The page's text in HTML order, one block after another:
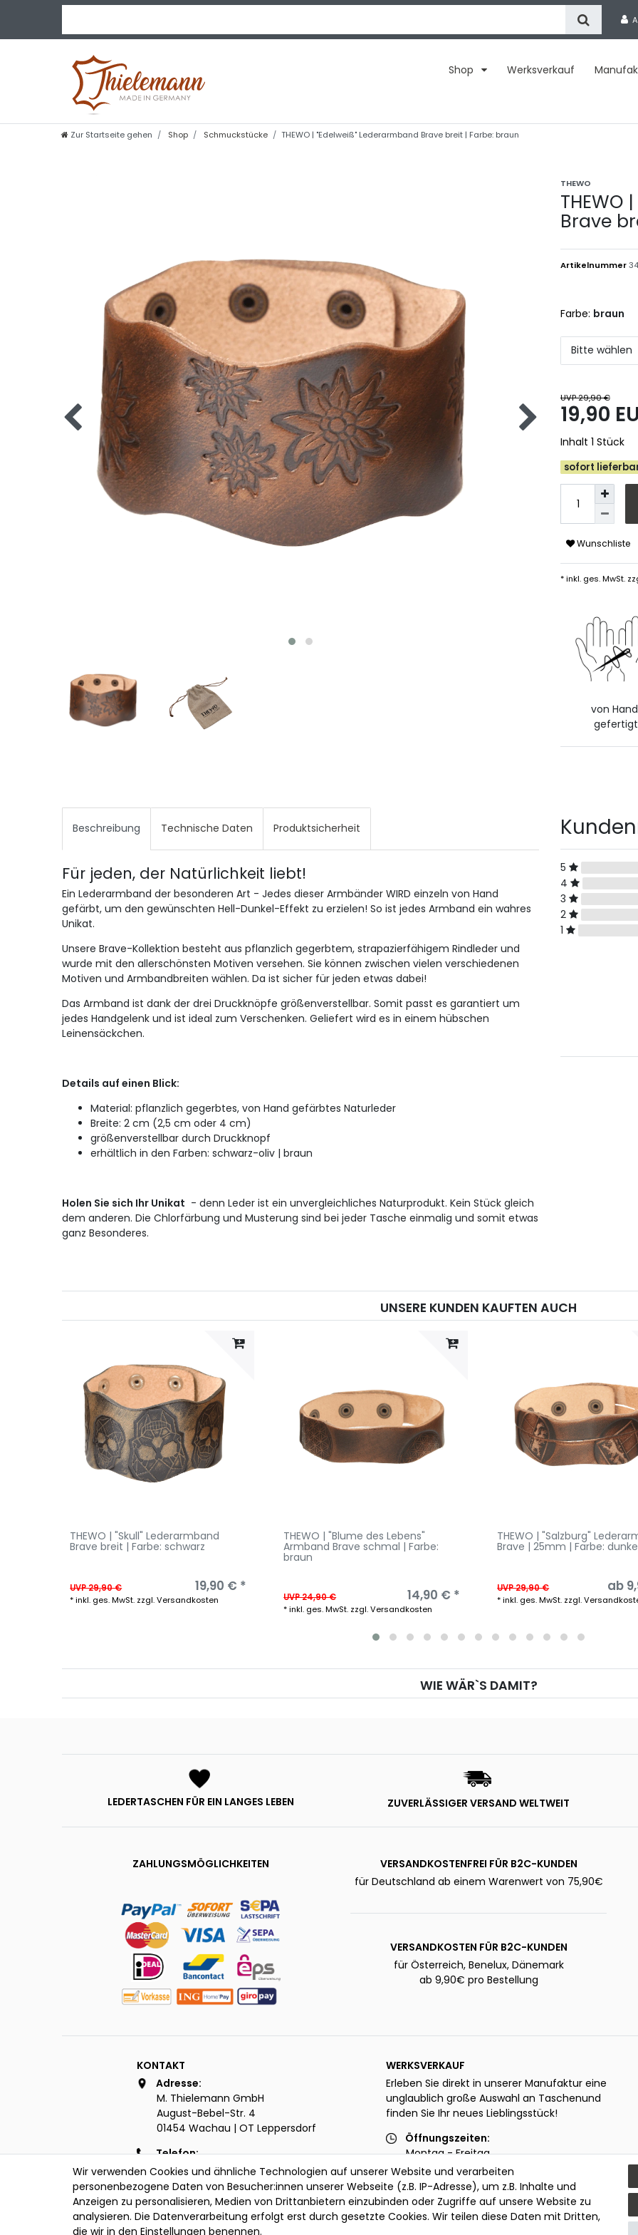
Shop Werksverkauf
Zur Startseite gehen Shop Schmuckstücke THEWO | "Edelweiß" Lederarmband Brave breit | Farbe: braun
THEWO
THEWO
Brave
Artikelnummer
Farbe: braun
Bitte wählen
UVP 29,90 €
19,90
Inhalt 1 Stück
sofort
Wunschliste
* inkl. ges. MwSt.
von Hand
gefertigt
Beschreibung Technische Daten Produktsicherheit
Für jeden, der Natürlichkeit liebt!
Ein Lederarmband der besonderen Art - Jedes dieser Armbänder WIRD einzeln von Hand
gefärbt, um den gewünschten Hell-Dunkel-Effekt zu erzielen! So ist jedes Armband ein wahres
Unikat.
Unsere Brave-Kollektion besteht aus pflanzlich gegerbtem, strapazierfähigem Rindleder und
wurde mit den allerschönsten Motiven versehen. Sie können zwischen vielen verschiedenen
Motiven und Armbandbreiten wählen. Da ist sicher für jeden etwas dabei!
Das Armband ist dank der drei Druckknöpfe größenverstellbar. Somit passt es garantiert um
jedes Handgelenk und ist ideal zum Verschenken. Geliefert wird es in einem hübschen
Leinensäckchen.
Details auf einen Blick:
Material: pflanzlich gegerbtes, von Hand gefärbtes Naturleder
Breite: 2 cm (2,5 cm oder 4 cm)
größenverstellbar durch Druckknopf
erhältlich in den Farben: schwarz-oliv | braun
Holen Sie sich Ihr Unikat - denn Leder ist ein unvergleichliches Naturprodukt. Kein Stück gleich
dem anderen. Die Chlorfärbung und Musterung sind bei jeder Tasche einmalig und somit etwas
ganz Besonderes.
5
4
3
2
1
UNSERE KUNDEN KAUFTEN AUCH
THEWO | "Skull" Lederarmband
Brave breit | Farbe: schwarz
UVP 29,90 € 19,90 € *
*inkl. ges. MwSt. zzgl.Versandkosten
THEWO | "Blume des Lebens"
Armband Brave schmal | Farbe:
braun
UVP 24,90 € 14,90 € *
*inkl. ges. MwSt. zzgl.Versandkosten
THEWO | "Salzburg"
Brave | 25mm | Farbe:
UVP 29,90 € ab
*inkl. ges. MwSt. zzgl.
WIE WÄR`S DAMIT?
LEDERTASCHEN FÜR EIN LANGES LEBEN ZUVERLÄSSIGER VERSAND WELTWEIT
ZAHLUNGSMÖGLICHKEITEN
VERSANDKOSTENFREI FÜR B2C-KUNDEN
für Deutschland ab einem Warenwert von 75,90€
VERSANDKOSTEN FÜR B2C-KUNDEN
für Österreich, Benelux, Dänemark
ab 9,90€ pro Bestellung
KONTAKT
Adresse:
M. Thielemann GmbH
August-Bebel-Str. 4
01454 Wachau | OT Leppersdorf
Telefon:
+49 (0) 3528 | 44 22 18
e-Mail:
info@thielemann-lederwaren.de
WERKSVERKAUF
Erleben Sie direkt in unserer Manufaktur eine
unglaublich große Auswahl an Taschenund
finden Sie Ihr neues Lieblingsstück!
Öffnungszeiten:
Montag - Freitag
07.00 - 12.00 Uhr und 13.00 - 15.00 Uhr
zusätzlich Dienstag
13.00 - 18.00 Uhr
Wir verwenden Cookies und ähnliche Technologien auf unserer Website und verarbeiten
personenbezogene Daten von Besucher:innen unserer Webseite (z.B. IP-Adresse), um z.B. Inhalte und
Anzeigen zu personalisieren, Medien von Drittanbietern einzubinden oder Zugriffe auf unsere Website zu
analysieren. Die Datenverarbeitung erfolgt erst durch gesetzte Cookies. Wir teilen diese Daten mit Dritten,
die wir in den Einstellungen benennen.